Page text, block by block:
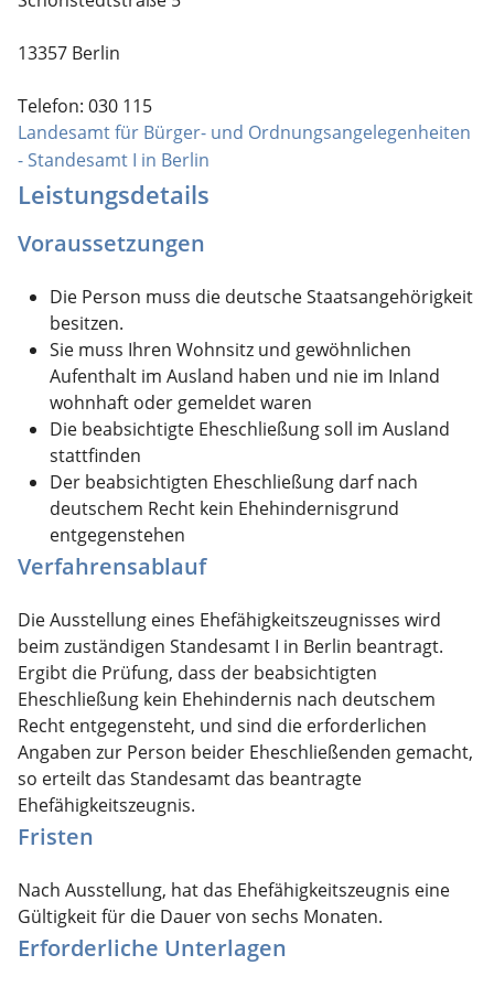
13357 Berlin
Telefon: 030 115
Landesamt für Bürger- und Ordnungsangelegenheiten
- Standesamt I in Berlin
Leistungsdetails
Voraussetzungen
Die Person muss die deutsche Staatsangehörigkeit
besitzen.
Sie muss Ihren Wohnsitz und gewöhnlichen
Aufenthalt im Ausland haben und nie im Inland
wohnhaft oder gemeldet waren
Die beabsichtigte Eheschließung soll im Ausland
stattfinden
Der beabsichtigten Eheschließung darf nach
deutschem Recht kein Ehehindernisgrund
entgegenstehen
Verfahrensablauf
Die Ausstellung eines Ehefähigkeitszeugnisses wird
beim zuständigen Standesamt I in Berlin beantragt.
Ergibt die Prüfung, dass der beabsichtigten
Eheschließung kein Ehehindernis nach deutschem
Recht entgegensteht, und sind die erforderlichen
Angaben zur Person beider Eheschließenden gemacht,
so erteilt das Standesamt das beantragte
Ehefähigkeitszeugnis.
Fristen
Nach Ausstellung, hat das Ehefähigkeitszeugnis eine
Gültigkeit für die Dauer von sechs Monaten.
Erforderliche Unterlagen